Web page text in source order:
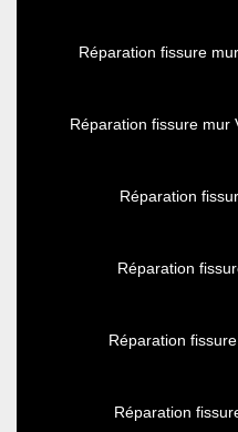
Réparation fissure
Réparation fissure mur
Réparation
Réparation
Réparation
Réparation